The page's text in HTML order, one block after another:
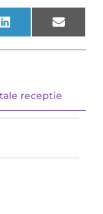
LinkedInEmail
receptie